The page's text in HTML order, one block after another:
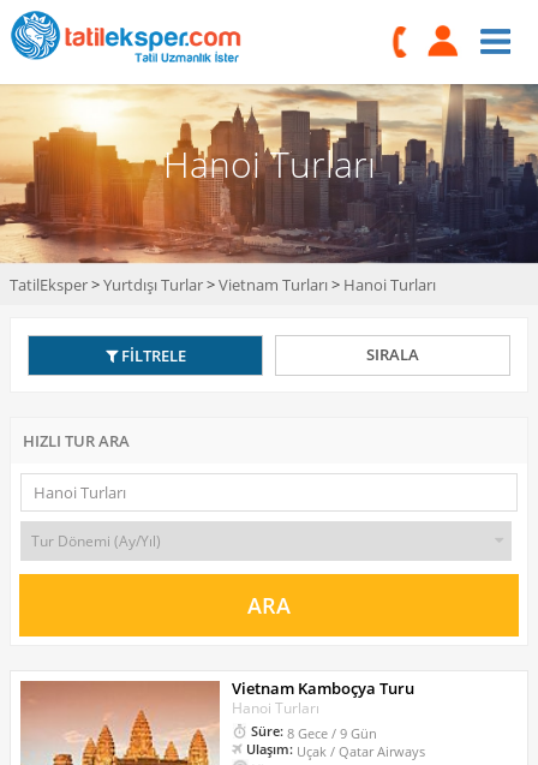
Hanoi Turları
TatilEksper>Yurtdışı Turlar>Vietnam Turları> Hanoi Turları
FİLTRELE SIRALA
HIZLI TUR ARA
Vietnam Kamboçya Turu
Hanoi Turları
Süre: 8 Gece / 9 Gün
Ulaşım: Uçak / Qatar Airways